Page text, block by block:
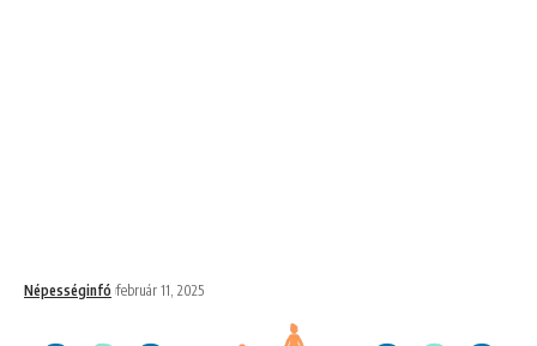
Népességinfó február 11, 2025